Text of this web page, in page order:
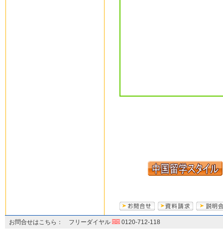
お問合せはこちら： フリーダイヤル 0120-712-118